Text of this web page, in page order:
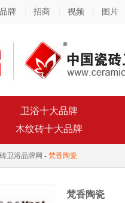
品牌 招商 视频 图片
卫浴十大品牌
木纹砖十大品牌
卫浴品牌网 - 梵香陶瓷
梵香陶瓷